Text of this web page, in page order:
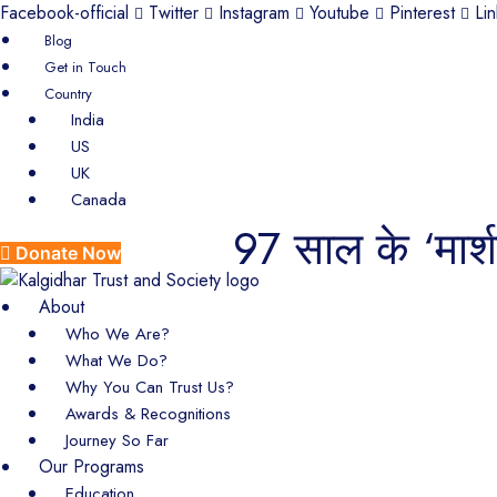
Facebook-official Twitter Instagram Youtube Pinterest
Blog
Get in Touch
Country
India
US
UK
Canada
Donate Now
About
Who We Are?
What We Do?
Why You Can Trust Us?
Awards & Recognitions
Journey So Far
Our Programs
97 साल के